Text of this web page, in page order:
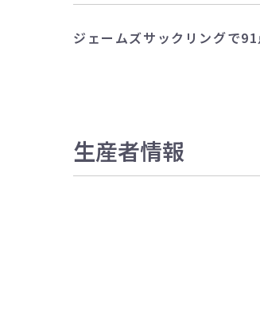
ジェームズサックリングで
生産者情報